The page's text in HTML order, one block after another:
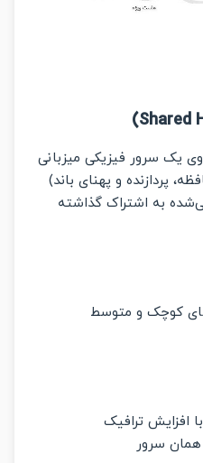
فیزیکی میزبانی
و پهنای باند)
گذاشته
و متوسط
ترافیک